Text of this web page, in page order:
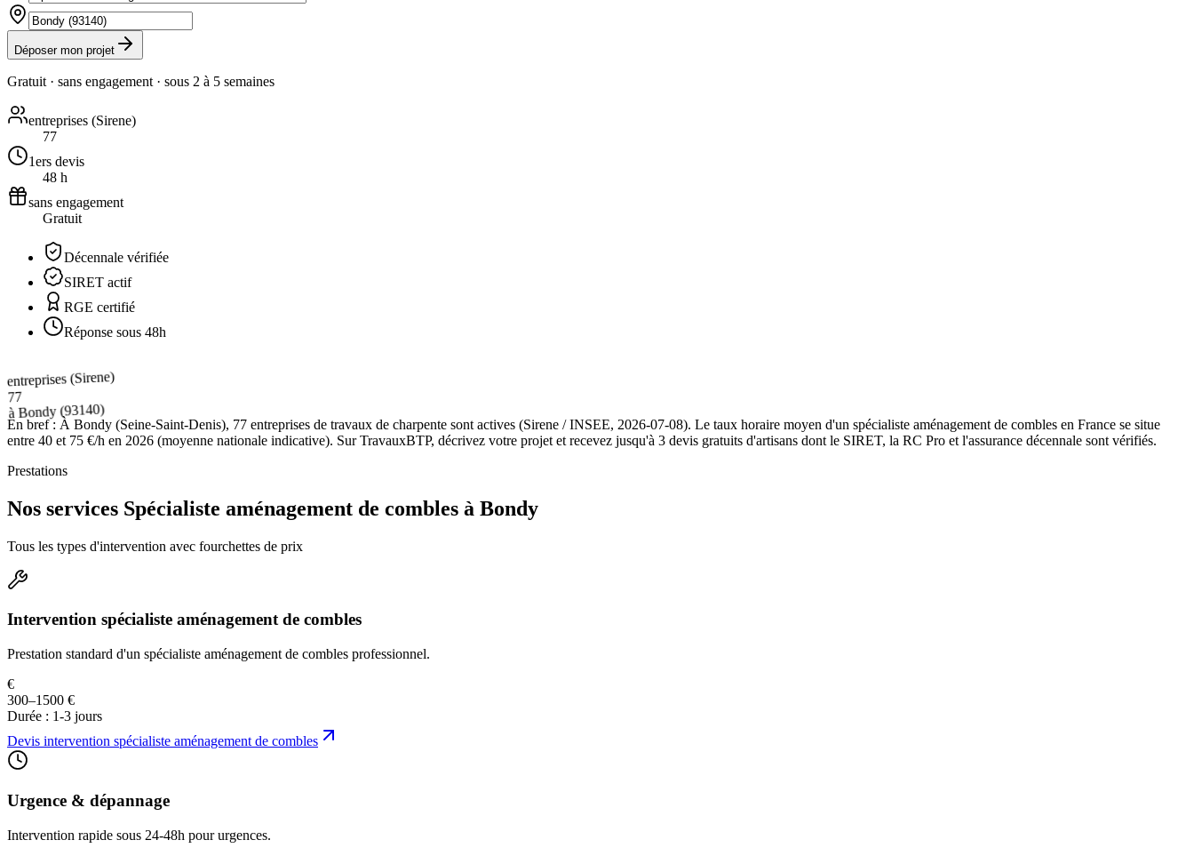
Déposer mon projet
Gratuit · sans engagement · sous 2 à 5 semaines
entreprises (Sirene)
77
1ers devis
48 h
sans engagement
Gratuit
Décennale vérifiée
SIRET actif
RGE certifié
Réponse sous 48h
entreprises (Sirene)
77
àBondy(93140)
En bref : À Bondy (Seine-Saint-Denis), 77 entreprises de travaux de charpente sont actives (Sirene / INSEE, 2026-07-08). Le taux horaire moyen d'un spécialiste aménagement de combles en France se situe
entre 40 et 75 €/h en 2026 (moyenne nationale indicative). Sur TravauxBTP, décrivez votre projet et recevez jusqu'à 3 devis gratuits d'artisans dont le SIRET, la RC Pro et l'assurance décennale sont vérifiés.
Prestations
Nos services Spécialiste aménagement de combles à Bondy
Tous les types d'intervention avec fourchettes de prix
Intervention spécialiste aménagement de combles
Prestation standard d'un spécialiste aménagement de combles professionnel.
€
300–1500 €
Durée : 1-3 jours
Devis intervention spécialiste aménagement de combles
Urgence & dépannage
Intervention rapide sous 24-48h pour urgences.